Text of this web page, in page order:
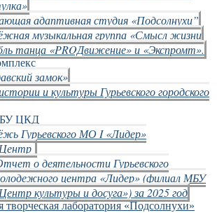
адаптивная студия «Подсолнухи”
музыкальная группа «Смысл жизни
танца «PROДвижение» и «Экспромт».
замок»
и культуры Гурьевского городского
ЦКД
Гурьевского МО I «Лидер»
о деятельности Гурьевского
центра «Лидер» (филиал МБУ
культуры и досуга») за 2025 год
лаборатория «Подсолнухи»